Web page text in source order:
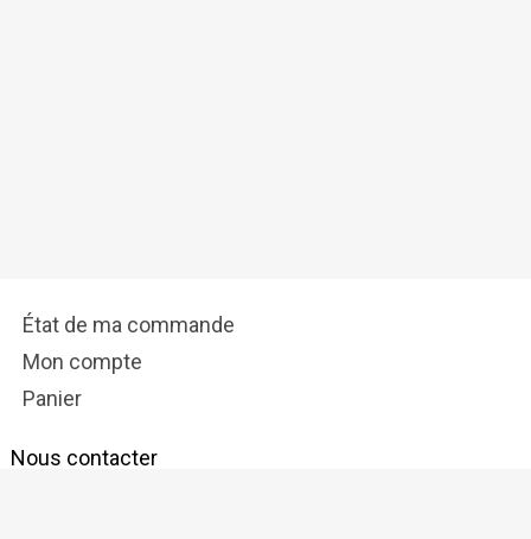
État de ma commande
Mon compte
Panier
Nous contacter